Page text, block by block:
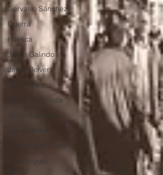
Gervasio Sánchez
Guerra
Huesca
Jaime Galindo
Javier Belver
Javier Blasco
Javier Cebollada
José Miguel Calvo
José Miguel
Marco